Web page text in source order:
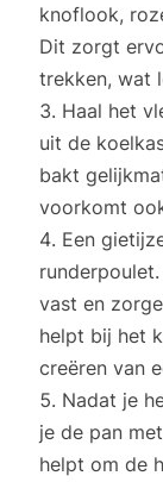
knoflook,
Dit zorgt
trekken, wat
Haal het
uit de
bakt
voorkomt
Een
vast en
helpt bij het
creëren van
Nadat je
je de pan
helpt om de